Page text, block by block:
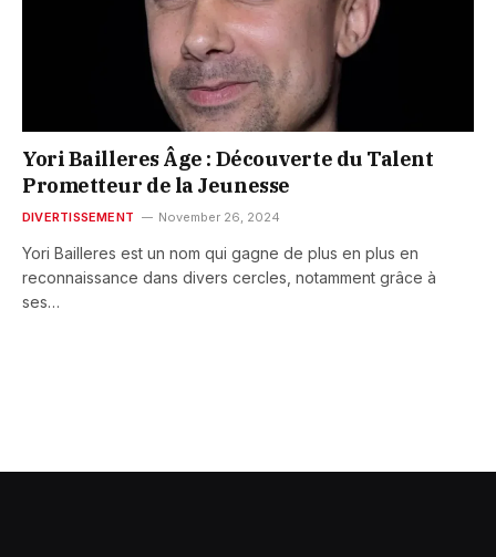
Yori Bailleres Âge : Découverte du Talent
Prometteur de la Jeunesse
DIVERTISSEMENT November 26, 2024
Yori Bailleres est un nom qui gagne de plus en plus en
reconnaissance dans divers cercles, notamment grâce à
ses…